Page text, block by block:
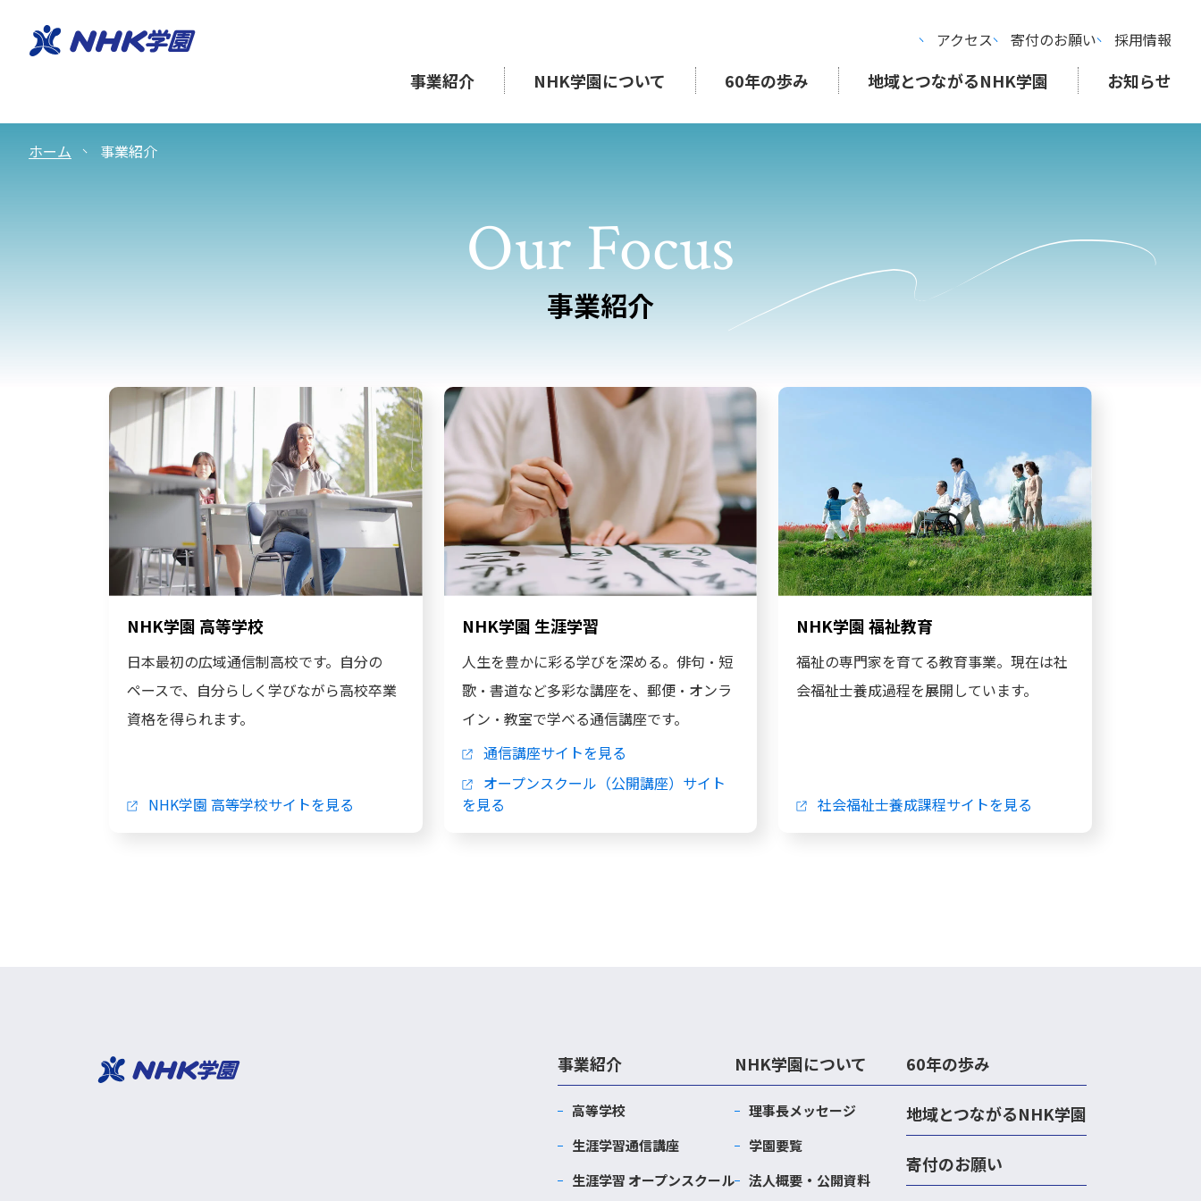
アクセス 寄付のお願い 採用情報
事業紹介 NHK学園について 60年の歩み 地域とつながるNHK学園 お知らせ
ホーム 事業紹介
Our Focus
事業紹介
NHK学園 高等学校
日本最初の広域通信制高校です。自分の
ペースで、自分らしく学びながら高校卒業
資格を得られます。
NHK学園 高等学校サイトを見る
NHK学園 生涯学習
人生を豊かに彩る学びを深める。俳句・短
歌・書道など多彩な講座を、郵便・オンラ
イン・教室で学べる通信講座です。
通信講座サイトを見る
オープンスクール（公開講座）サイト
を見る
NHK学園 福祉教育
福祉の専門家を育てる教育事業。現在は社
会福祉士養成過程を展開しています。
社会福祉士養成課程サイトを見る
事業紹介
高等学校
生涯学習通信講座
生涯学習 オープンスクール
NHK学園について
理事長メッセージ
学園要覧
法人概要・公開資料
60年の歩み
地域とつながるNHK学園
寄付のお願い